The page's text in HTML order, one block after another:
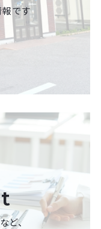
です
ど、